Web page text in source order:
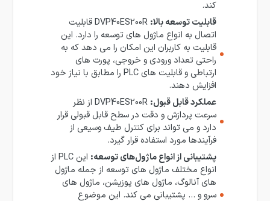
کند.
قابلیت توسعه بالا:
DVP40ES200R قابلیت
اتصال به انواع ماژول های توسعه را دارد. این
قابلیت به کاربران این امکان را می دهد که به
راحتی تعداد ورودی و خروجی، پورت های
ارتباطی و قابلیت های PLC را مطابق با نیاز خود
افزایش دهند.
عملکرد قابل قبول:
DVP40ES200R از نظر
سرعت پردازش و دقت در سطح قابل قبولی قرار
دارد و می تواند برای کنترل طیف وسیعی از
فرآیندها مورد استفاده قرار گیرد.
پشتیبانی از انواع ماژول‌های توسعه:
این PLC از
انواع مختلف ماژول های توسعه از جمله ماژول
های آنالوگ، ماژول های پوزیشن، ماژول های
سرو و … پشتیبانی می کند. این موضوع